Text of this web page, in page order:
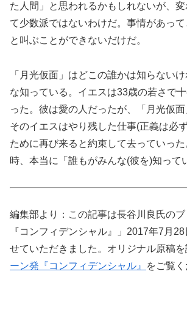
た人間」と思われるかもしれないが、
て少数派ではないわけだ。事情があって
と叫ぶことができないだけだ。
「月光仮面」はどこの誰かは知らない
な知っている。イエスは33歳の若さで
った。彼は愛の人だったが、「月光仮面
そのイエスはやり残した仕事(正義は必
ために再び来ると約束して去っていっ
時、本当に「誰もがみんな(彼を)知って
編集部より：この記事は長谷川良氏の
『コンフィデンシャル』」2017年7月
せていただきました。オリジナル原稿
ーン発『コンフィデンシャル』
をご覧く